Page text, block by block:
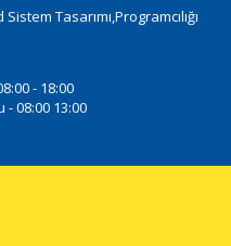
Tasarımı,Programcılığı
- 18:00
08:00 13:00